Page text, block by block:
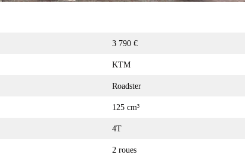
3 790 €
KTM
Roadster
125 cm³
4T
2 roues